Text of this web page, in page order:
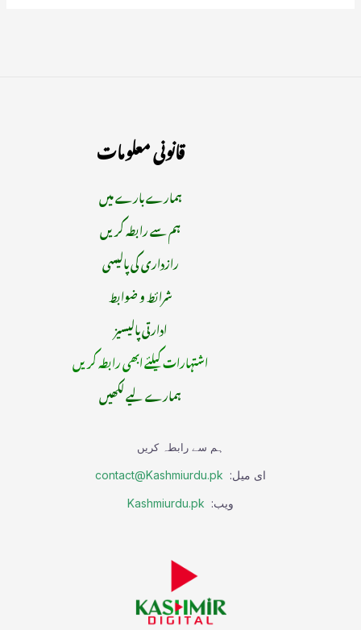
قانونی معلومات
ہمارے بارے میں
ہم سے رابطہ کریں
رازداری کی پالیسی
شرائط و ضوابط
ادارتی پالیسیز
اشتہارات کیلئے ابھی رابطہ کریں
ہمارے لیے لکھیں
ہم سے رابطہ کریں
ای میل: contact@Kashmiurdu.pk
ویب: Kashmiurdu.pk